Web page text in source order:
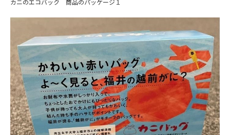
カニのエコバック 商品のパッケージ１